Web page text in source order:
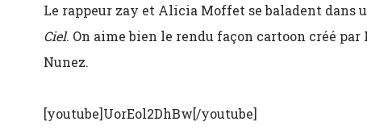
Le rappeur zay et Alicia Moffet se baladent dans
Ciel. On aime bien le rendu façon cartoon créé
Nunez.
[youtube]UorEol2DhBw[/youtube]